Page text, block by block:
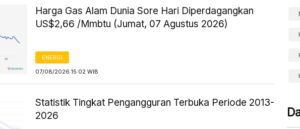
Harga Gas Alam Dunia Sore Hari Diperdagangkan
US$2,66 /Mmbtu (Jumat, 07 Agustus 2026)
ENERGI
07/08/2026 15:02 WIB
Statistik Tingkat Pengangguran Terbuka Periode 2013-
2026